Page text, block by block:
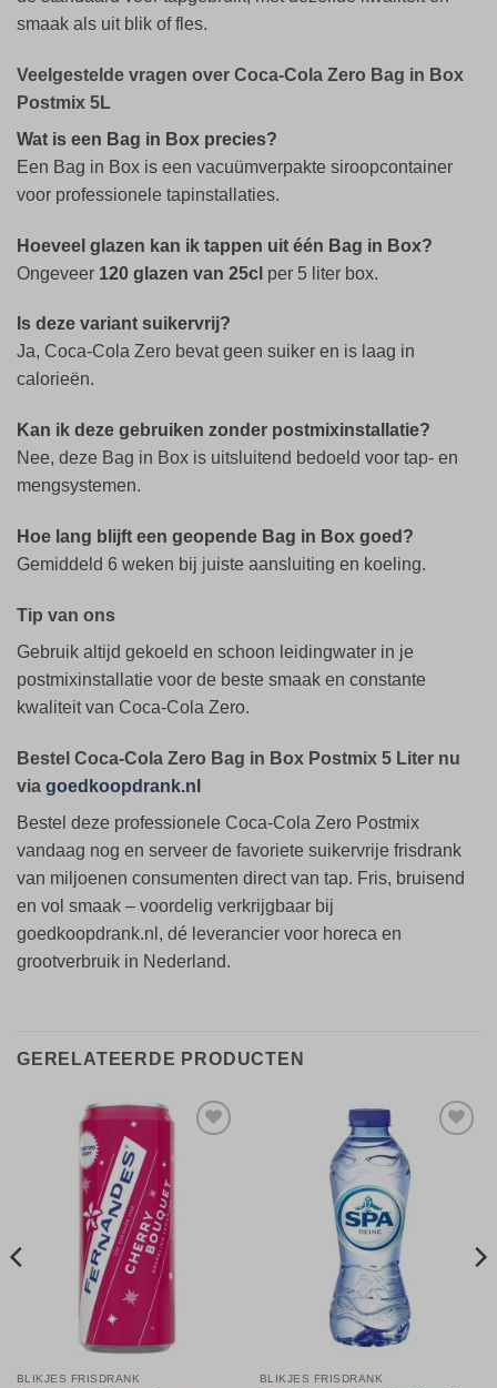
smaak als uit blik of fles.
Veelgestelde vragen over Coca-Cola Zero Bag in Box
Postmix 5L
Wat is een Bag in Box precies?
Een Bag in Box is een vacuümverpakte siroopcontainer
voor professionele tapinstallaties.
Hoeveel glazen kan ik tappen uit één Bag in Box?
Ongeveer 120 glazen van 25cl per 5 liter box.
Is deze variant suikervrij?
Ja, Coca-Cola Zero bevat geen suiker en is laag in
calorieën.
Kan ik deze gebruiken zonder postmixinstallatie?
Nee, deze Bag in Box is uitsluitend bedoeld voor tap- en
mengsystemen.
Hoe lang blijft een geopende Bag in Box goed?
Gemiddeld 6 weken bij juiste aansluiting en koeling.
Tip van ons
Gebruik altijd gekoeld en schoon leidingwater in je
postmixinstallatie voor de beste smaak en constante
kwaliteit van Coca-Cola Zero.
Bestel Coca-Cola Zero Bag in Box Postmix 5 Liter nu
via goedkoopdrank.nl
Bestel deze professionele Coca-Cola Zero Postmix
vandaag nog en serveer de favoriete suikervrije frisdrank
van miljoenen consumenten direct van tap. Fris, bruisend
en vol smaak – voordelig verkrijgbaar bij
goedkoopdrank.nl, dé leverancier voor horeca en
grootverbruik in Nederland.
GERELATEERDE PRODUCTEN
verlanglijst
BLIKJES FRISDRANK
Toevoegen
verlanglijst
BLIKJES FRISDRANK